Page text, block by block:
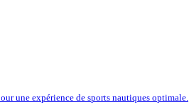
une expérience de sports nautiques optimale.